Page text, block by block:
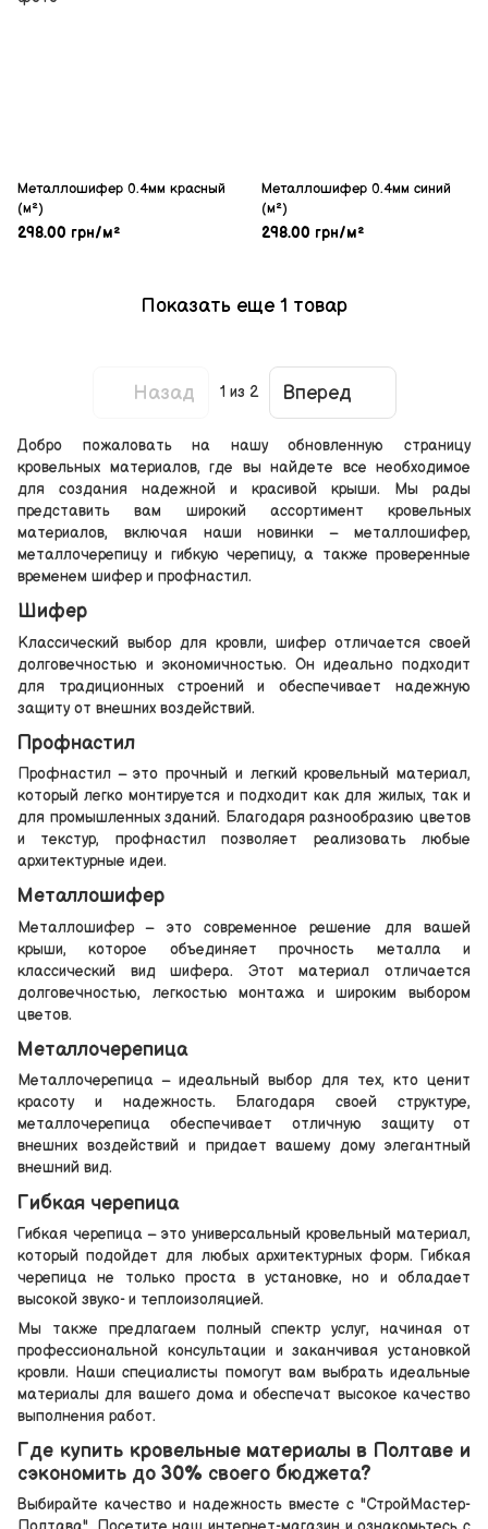
Металлошифер 0.4мм красный
(м²)
298.00 грн/м²
Металлошифер 0.4мм синий
(м²)
298.00 грн/м²
Показать еще 1 товар
Назад 1 из 2 Вперед
Добро пожаловать на нашу обновленную страницу
кровельных материалов, где вы найдете все необходимое
для создания надежной и красивой крыши. Мы рады
представить вам широкий ассортимент кровельных
материалов, включая наши новинки – металлошифер,
металлочерепицу и гибкую черепицу, а также проверенные
временем шифер и профнастил.
Шифер
Классический выбор для кровли, шифер отличается своей
долговечностью и экономичностью. Он идеально подходит
для традиционных строений и обеспечивает надежную
защиту от внешних воздействий.
Профнастил
Профнастил – это прочный и легкий кровельный материал,
который легко монтируется и подходит как для жилых, так и
для промышленных зданий. Благодаря разнообразию цветов
и текстур, профнастил позволяет реализовать любые
архитектурные идеи.
Металлошифер
Металлошифер – это современное решение для вашей
крыши, которое объединяет прочность металла и
классический вид шифера. Этот материал отличается
долговечностью, легкостью монтажа и широким выбором
цветов.
Металлочерепица
Металлочерепица – идеальный выбор для тех, кто ценит
красоту и надежность. Благодаря своей структуре,
металлочерепица обеспечивает отличную защиту от
внешних воздействий и придает вашему дому элегантный
внешний вид.
Гибкая черепица
Гибкая черепица – это универсальный кровельный материал,
который подойдет для любых архитектурных форм. Гибкая
черепица не только проста в установке, но и обладает
высокой звуко- и теплоизоляцией.
Мы также предлагаем полный спектр услуг, начиная от
профессиональной консультации и заканчивая установкой
кровли. Наши специалисты помогут вам выбрать идеальные
материалы для вашего дома и обеспечат высокое качество
выполнения работ.
Где купить кровельные материалы в Полтаве и
сэкономить до 30% своего бюджета?
Выбирайте качество и надежность вместе с "СтройМастер-